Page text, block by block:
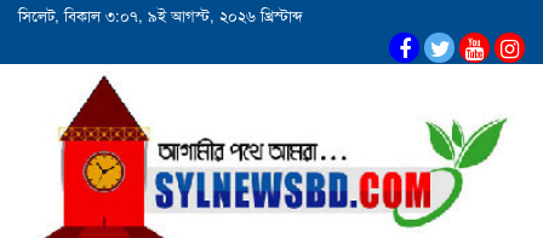
সিলেট, বিকাল ৩:০৭, ৯ই আগস্ট, ২০২৬ খ্রিস্টাব্দ